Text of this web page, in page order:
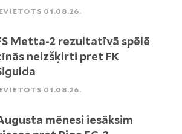
01.08.26.
Metta-2 rezultatīvā spēlē
neizšķirti pret FK
01.08.26.
mēnesi iesāksim